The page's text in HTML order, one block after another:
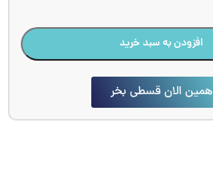
افزودن به سبد خرید
همین الان قسطی بخر